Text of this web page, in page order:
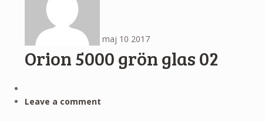
maj 10 2017
Orion 5000 grön glas 02
Leave a comment